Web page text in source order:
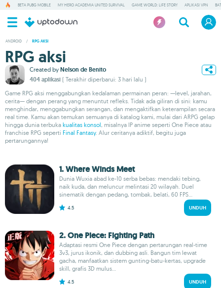
BETA PUBG MOBILE MY HERO ACADEMIA UNITED SURVIVAL GAME WORLD: LIFE STORY APLIKASI VPN
ANDROID / RPG AKSI
RPG aksi
Created by Nelson de Benito
404 aplikasi ( Terakhir diperbarui: 3 hari lalu )
Game RPG aksi menggabungkan kedalaman permainan peran: —level, jarahan,
cerita— dengan perang yang menuntut refleks. Tidak ada giliran di sini: kamu
menghindar, menggabungkan serangan, dan mengaktifkan keterampilan secara
real time. Kamu akan temukan semuanya di katalog kami, mulai dari ARPG gelap
hingga dunia terbuka kualitas konsol, misalnya IP anime seperti One Piece atau
franchise RPG seperti Final Fantasy. Alur ceritanya adiktif, begitu juga
pertarungannya!
1. Where Winds Meet
Dunia Wuxia abad ke-10 serba bebas: mendaki tebing,
naik kuda, dan meluncur melintasi 20 wilayah. Duel
sinematik dengan pedang, tombak, belati, 60 FPS...
4.5 UNDUH
2. One Piece: Fighting Path
Adaptasi resmi One Piece dengan pertarungan real-time
3v3, jurus ikonik, dan dubbing asli. Bangun tim lewat
gacha, manfaatkan sistem gunting-batu-kertas, upgrade
skill, grafis 3D mulus...
4.5 UNDUH